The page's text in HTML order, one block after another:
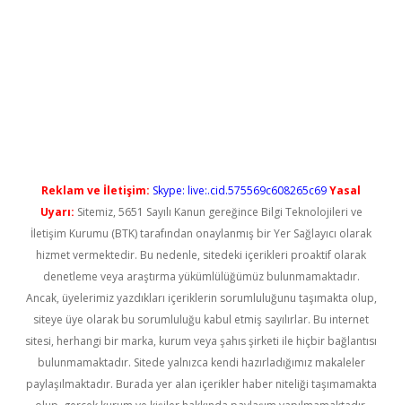
Reklam ve İletişim: Skype: live:.cid.575569c608265c69Yasal
Uyarı: Sitemiz, 5651 Sayılı Kanun gereğince Bilgi Teknolojileri ve
İletişim Kurumu (BTK) tarafından onaylanmış bir Yer Sağlayıcı olarak
hizmet vermektedir. Bu nedenle, sitedeki içerikleri proaktif olarak
denetleme veya araştırma yükümlülüğümüz bulunmamaktadır.
Ancak, üyelerimiz yazdıkları içeriklerin sorumluluğunu taşımakta olup,
siteye üye olarak bu sorumluluğu kabul etmiş sayılırlar. Bu internet
sitesi, herhangi bir marka, kurum veya şahıs şirketi ile hiçbir bağlantısı
bulunmamaktadır. Sitede yalnızca kendi hazırladığımız makaleler
paylaşılmaktadır. Burada yer alan içerikler haber niteliği taşımamakta